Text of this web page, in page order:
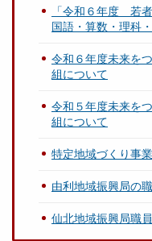
「令和６年度 若
国語・算数・理科
令和６年度未来を
組について
令和５年度未来を
組について
特定地域づくり事
由利地域振興局の
仙北地域振興局職